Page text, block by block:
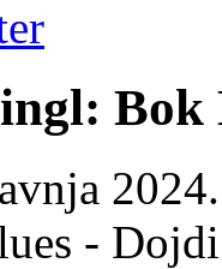
Bok
2024.
-